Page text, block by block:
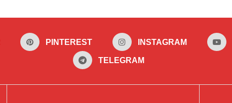
PINTEREST INSTAGRAM
TELEGRAM